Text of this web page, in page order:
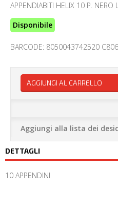
APPENDIABITI HELIX 10 P.
Disponibile
BARCODE: 8050043742520
AGGIUNGI AL CARRELLO
Aggiungi alla lista dei
DETTAGLI
10 APPENDINI